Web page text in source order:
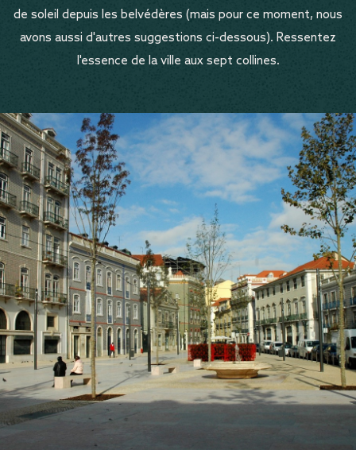
de soleil depuis les belvédères (mais pour ce moment, nous
avons aussi d'autres suggestions ci-dessous). Ressentez
l'essence de la ville aux sept collines.